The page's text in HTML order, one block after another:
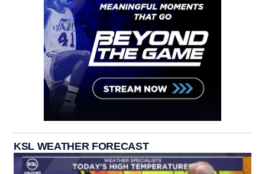
KSL WEATHER FORECAST